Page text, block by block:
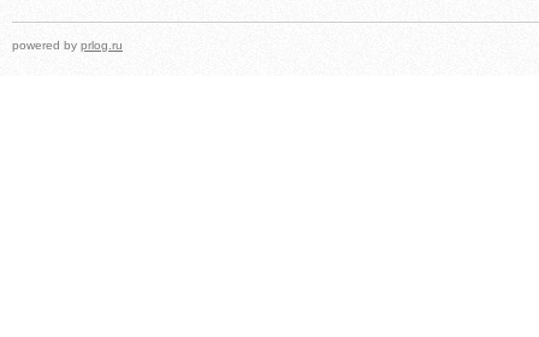
powered by prlog.ru